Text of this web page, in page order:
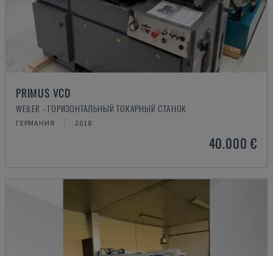
PRIMUS VCD
WEILER - ГОРИЗОНТАЛЬНЫЙ ТОКАРНЫЙ СТАНОК
ГЕРМАНИЯ 2018
40.000 €